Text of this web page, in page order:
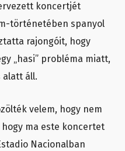
koncertjét
történetében spanyol
rajongóit, hogy
„hasi” probléma miatt,
alatt áll.
velem, hogy nem
ma este koncertet
Nacionalban